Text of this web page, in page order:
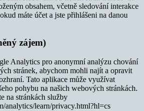
obsahem, včetně sledování interakce
máte účet a jste přihlášeni na danou
zájem)
Analytics pro anonymní analýzu chování
stránek, abychom mohli najít a opravit
Tato aplikace může využívat
pohybu na našich webových stránkách.
na stránkách služby
analytics/learn/privacy.html?hl=cs